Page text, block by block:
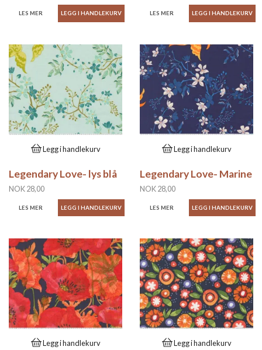
LES MER LES MER
Legg i handlekurv
Legendary Love- lys blå
NOK 28,00
LES MER
Legg i handlekurv
Legendary Love- Marine
NOK 28,00
LES MER
Legg i handlekurv Legg i handlekurv